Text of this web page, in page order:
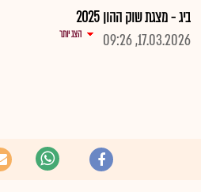
ביג - מצגת שוק ההון 2025
17.03.2026, 09:26
הצג יותר